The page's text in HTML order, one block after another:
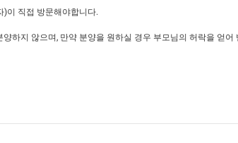
)이 직접 방문해야합니다.
하지 않으며, 만약 분양을 원하실 경우 부모님의 허락을 얻어